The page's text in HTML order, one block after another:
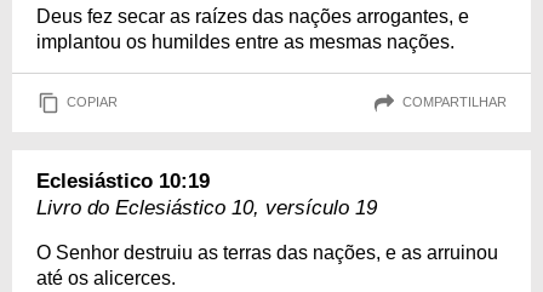
Deus fez secar as raízes das nações arrogantes, e
implantou os humildes entre as mesmas nações.
COPIAR COMPARTILHAR
Eclesiástico 10:19
Livro do Eclesiástico 10, versículo 19
O Senhor destruiu as terras das nações, e as arruinou
até os alicerces.